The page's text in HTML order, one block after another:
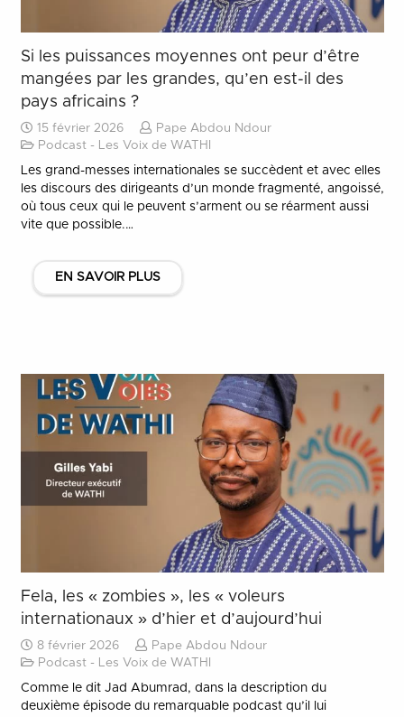
Si les puissances moyennes ont peur d’être
mangées par les grandes, qu’en est-il des
pays africains ?
15 février 2026
Pape Abdou Ndour
Podcast - Les Voix de WATHI
Les grand-messes internationales se succèdent et avec elles
les discours des dirigeants d’un monde fragmenté, angoissé,
où tous ceux qui le peuvent s’arment ou se réarment aussi
vite que possible.…
EN SAVOIR PLUS
Fela, les « zombies », les « voleurs
internationaux » d’hier et d’aujourd’hui
8 février 2026
Pape Abdou Ndour
Podcast - Les Voix de WATHI
Comme le dit Jad Abumrad, dans la description du
deuxième épisode du remarquable podcast qu’il lui